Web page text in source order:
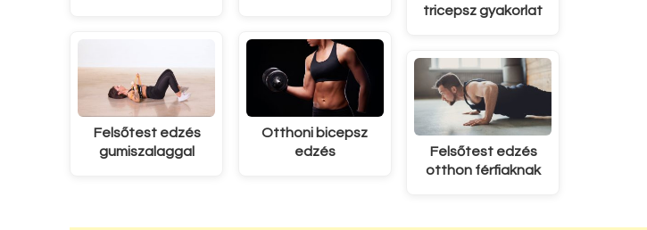
Felsőtest edzés
gumiszalaggal
Otthoni bicepsz
edzés
tricepsz gyakorlat
Felsőtest edzés
otthon férfiaknak